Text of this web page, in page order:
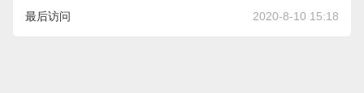
最后访问 2020-8-10 15:18